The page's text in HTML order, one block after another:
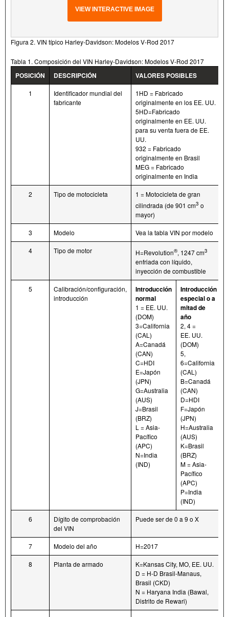
VIEW INTERACTIVE IMAGE
Figura 2. VIN típico Harley-Davidson: Modelos V-Rod 2017
Tabla 1. Composición del VIN Harley-Davidson: Modelos V-Rod 2017
POSICIÓN DESCRIPCIÓN VALORES POSIBLES
1
Identificador mundial del
fabricante
1HD = Fabricado
originalmente en los EE. UU.
5HD=Fabricado
originalmente en EE. UU.
para su venta fuera de EE.
UU.
932 = Fabricado
originalmente en Brasil
MEG = Fabricado
originalmente en India
2 Tipo de motocicleta
1 = Motocicleta de gran
cilindrada (de 901 cm3 o
mayor)
3 Modelo Vea la tabla VIN por modelo
4 Tipo de motor H=Revolution®, 1247 cm3
enfriada con líquido,
inyección de combustible
5
Calibración/configuración,
introducción
Introducción
normal
1 = EE. UU.
(DOM)
3=California
(CAL)
A=Canadá
(CAN)
C=HDI
E=Japón
(JPN)
G=Australia
(AUS)
J=Brasil
(BRZ)
L = Asia-
Pacífico
(APC)
N=India
(IND)
Introducción
especial o a
mitad de
año
2, 4 =
EE. UU.
(DOM)
5,
6=California
(CAL)
B=Canadá
(CAN)
D=HDI
F=Japón
(JPN)
H=Australia
(AUS)
K=Brasil
(BRZ)
M = Asia-
Pacífico
(APC)
P=India
(IND)
6
Dígito de comprobación
del VIN
Puede ser de 0 a 9 o X
7 Modelo del año H=2017
8 Planta de armado
K=Kansas City, MO, EE. UU.
D = H-D Brasil-Manaus,
Brasil (CKD)
N = Haryana India (Bawal,
Distrito de Rewari)